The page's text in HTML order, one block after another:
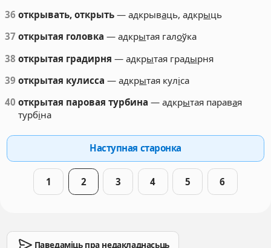
36 открывать, открыть — адкрываць, адкрыць
37 открытая головка — адкрытая галоўка
38 открытая градирня — адкрытая градырня
39 открытая кулисса — адкрытая куліса
40 открытая паровая турбина — адкрытая паравая
турбіна
Наступная старонка
1 2 3 4 5 6
Паведаміць пра недакладнасьць